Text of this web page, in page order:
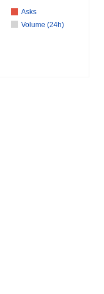
Asks
Volume (24h)